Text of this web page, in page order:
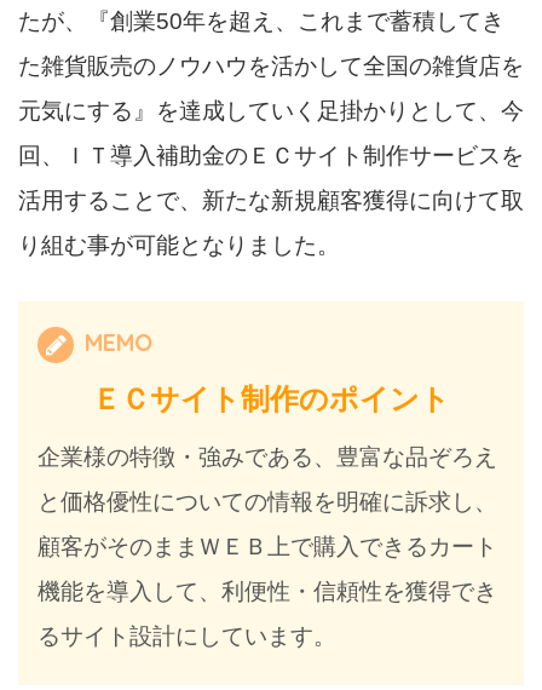
たが、『創業50年を超え、これまで蓄積してき
た雑貨販売のノウハウを活かして全国の雑貨店を
元気にする』を達成していく足掛かりとして、今
回、ＩＴ導入補助金のＥＣサイト制作サービスを
活用することで、新たな新規顧客獲得に向けて取
り組む事が可能となりました。
MEMO
ＥＣサイト制作のポイント
企業様の特徴・強みである、豊富な品ぞろえ
と価格優性についての情報を明確に訴求し、
顧客がそのままＷＥＢ上で購入できるカート
機能を導入して、利便性・信頼性を獲得でき
るサイト設計にしています。